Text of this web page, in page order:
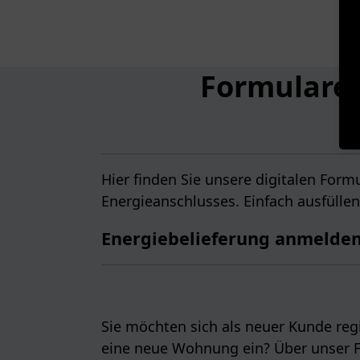
Formulare
Hier finden Sie unsere digitalen
Energieanschlusses. Einfach
Energiebelieferung
Sie möchten sich als neuer Kunde
eine neue Wohnung ein? Über unser